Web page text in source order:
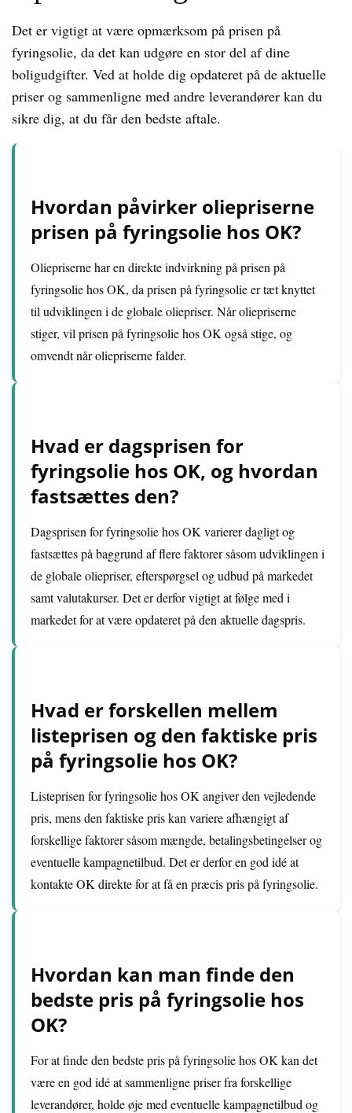
Det er vigtigt at være opmærksom på prisen på
fyringsolie, da det kan udgøre en stor del af dine
boligudgifter. Ved at holde dig opdateret på de aktuelle
priser og sammenligne med andre leverandører kan du
sikre dig, at du får den bedste aftale.
Hvordan påvirker oliepriserne
prisen på fyringsolie hos OK?
Oliepriserne har en direkte indvirkning på prisen på
fyringsolie hos OK, da prisen på fyringsolie er tæt knyttet
til udviklingen i de globale oliepriser. Når oliepriserne
stiger, vil prisen på fyringsolie hos OK også stige, og
omvendt når oliepriserne falder.
Hvad er dagsprisen for
fyringsolie hos OK, og hvordan
fastsættes den?
Dagsprisen for fyringsolie hos OK varierer dagligt og
fastsættes på baggrund af flere faktorer såsom udviklingen i
de globale oliepriser, efterspørgsel og udbud på markedet
samt valutakurser. Det er derfor vigtigt at følge med i
markedet for at være opdateret på den aktuelle dagspris.
Hvad er forskellen mellem
listeprisen og den faktiske pris
på fyringsolie hos OK?
Listeprisen for fyringsolie hos OK angiver den vejledende
pris, mens den faktiske pris kan variere afhængigt af
forskellige faktorer såsom mængde, betalingsbetingelser og
eventuelle kampagnetilbud. Det er derfor en god idé at
kontakte OK direkte for at få en præcis pris på fyringsolie.
Hvordan kan man finde den
bedste pris på fyringsolie hos
OK?
For at finde den bedste pris på fyringsolie hos OK kan det
være en god idé at sammenligne priser fra forskellige
leverandører, holde øje med eventuelle kampagnetilbud og